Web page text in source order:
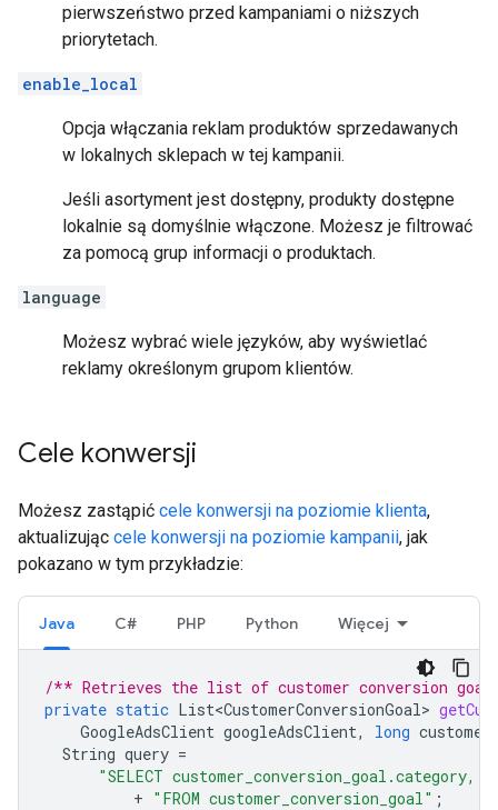
pierwszeństwo przed kampaniami o niższych
priorytetach.
enable_local
Opcja włączania reklam produktów sprzedawanych
w lokalnych sklepach w tej kampanii.
Jeśli asortyment jest dostępny, produkty dostępne
lokalnie są domyślnie włączone. Możesz je filtrować
za pomocą grup informacji o produktach.
language
Możesz wybrać wiele języków, aby wyświetlać
reklamy określonym grupom klientów.
Cele konwersji
Możesz zastąpić cele konwersji na poziomie klienta,
aktualizując cele konwersji na poziomie kampanii, jak
pokazano w tym przykładzie:
Java C# PHP Python Więcej
/** Retrieves the list of customer conversion
private static List<CustomerConversionGoal>
GoogleAdsClient googleAdsClient, long
String query =
"SELECT
+ "FROM customer_conversion_goal" ;